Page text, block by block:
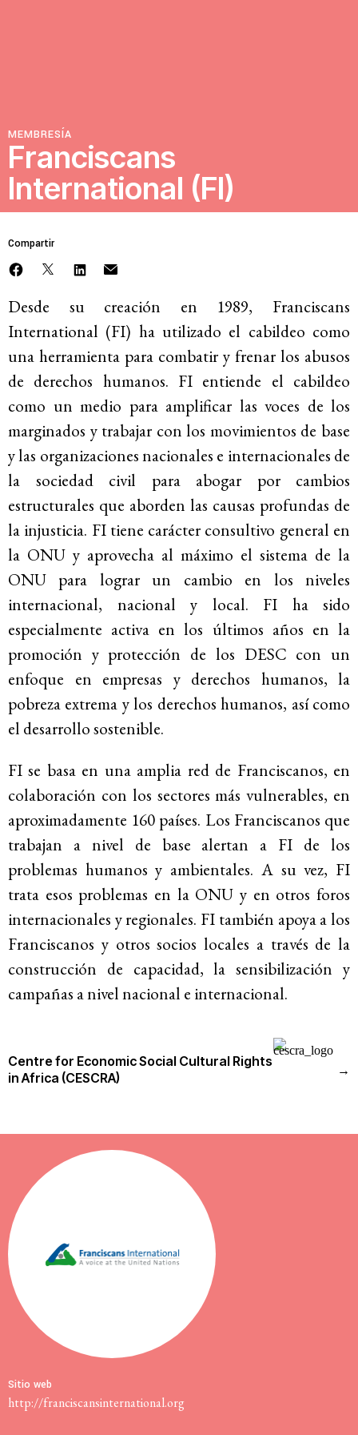
Involúcrate
Sala de Prensa
Política de privacidad
© 2026
MEMBRESÍA
Franciscans
International (FI)
Compartir
Desde su creación en 1989, Franciscans
International (FI) ha utilizado el cabildeo como
una herramienta para combatir y frenar los abusos
de derechos humanos. FI entiende el cabildeo
como un medio para amplificar las voces de los
marginados y trabajar con los movimientos de base
y las organizaciones nacionales e internacionales de
la sociedad civil para abogar por cambios
estructurales que aborden las causas profundas de
la injusticia. FI tiene carácter consultivo general en
la ONU y aprovecha al máximo el sistema de la
ONU para lograr un cambio en los niveles
internacional, nacional y local. FI ha sido
especialmente activa en los últimos años en la
promoción y protección de los DESC con un
enfoque en empresas y derechos humanos, la
pobreza extrema y los derechos humanos, así como
el desarrollo sostenible.
FI se basa en una amplia red de Franciscanos, en
colaboración con los sectores más vulnerables, en
aproximadamente 160 países. Los Franciscanos que
trabajan a nivel de base alertan a FI de los
problemas humanos y ambientales. A su vez, FI
trata esos problemas en la ONU y en otros foros
internacionales y regionales. FI también apoya a los
Franciscanos y otros socios locales a través de la
construcción de capacidad, la sensibilización y
campañas a nivel nacional e internacional.
Centre for Economic Social Cultural Rights
in Africa (CESCRA)
→
Sitio web
http://franciscansinternational.org